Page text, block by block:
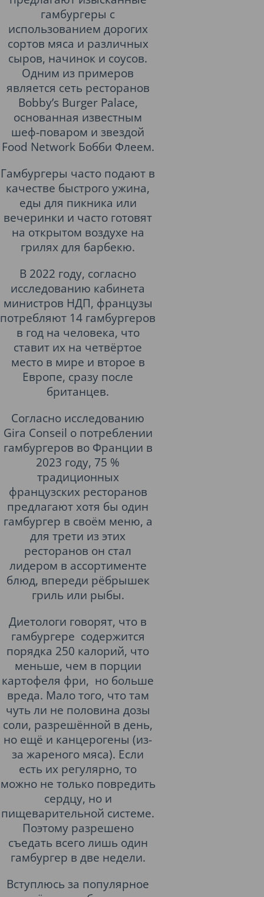
гамбургеры с
использованием дорогих
сортов мяса и различных
сыров, начинок и соусов.
Одним из примеров
является сеть ресторанов
Bobby’s Burger Palace,
основанная известным
шеф-поваром и звездой
Food Network Бобби Флеем.
Гамбургеры часто подают в
качестве быстрого ужина,
еды для пикника или
вечеринки и часто готовят
на открытом воздухе на
грилях для барбекю.
В 2022 году, согласно
исследованию кабинета
министров НДП, французы
потребляют 14 гамбургеров
в год на человека, что
ставит их на четвёртое
место в мире и второе в
Европе, сразу после
британцев.
Согласно исследованию
Gira Conseil о потреблении
гамбургеров во Франции в
2023 году, 75 %
традиционных
французских ресторанов
предлагают хотя бы один
гамбургер в своём меню, а
для трети из этих
ресторанов он стал
лидером в ассортименте
блюд, впереди рёбрышек
гриль или рыбы.
Диетологи говорят, что в
гамбургере содержится
порядка 250 калорий, что
меньше, чем в порции
картофеля фри, но больше
вреда. Мало того, что там
чуть ли не половина дозы
соли, разрешённой в день,
но ещё и канцерогены (из-
за жареного мяса). Если
есть их регулярно, то
можно не только повредить
сердцу, но и
пищеварительной системе.
Поэтому разрешено
съедать всего лишь один
гамбургер в две недели.
Вступлюсь за популярное